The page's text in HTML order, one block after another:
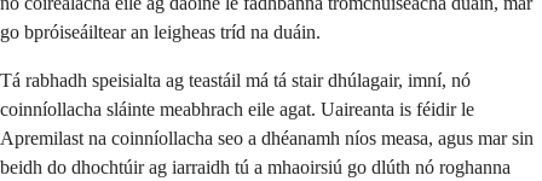
go bpróiseáiltear an leigheas tríd na duáin.
Tá rabhadh speisialta ag teastáil má tá stair dhúlagair, imní, nó
coinníollacha sláinte meabhrach eile agat. Uaireanta is féidir le
Apremilast na coinníollacha seo a dhéanamh níos measa, agus mar sin
beidh do dhochtúir ag iarraidh tú a mhaoirsiú go dlúth nó roghanna